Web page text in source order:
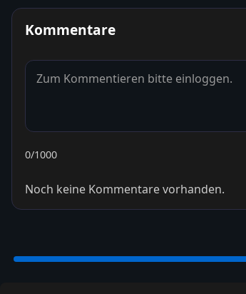
Kommentare
0/1000
Noch keine Kommentare vorhanden.